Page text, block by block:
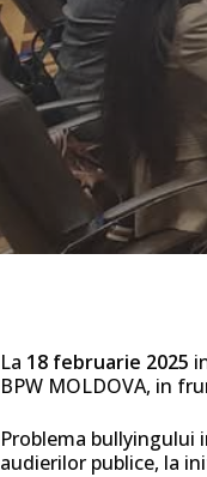
La 18 februarie 2025
BPW MOLDOVA, in
Problema
audierilor publice, la